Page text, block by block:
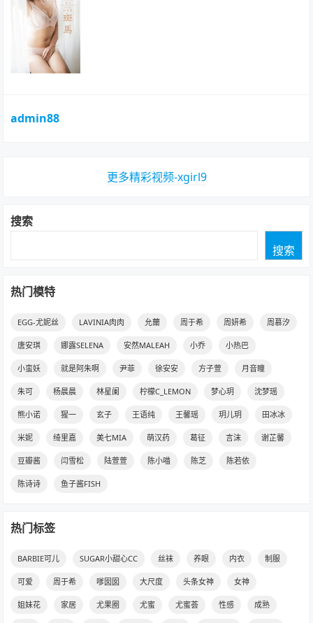
admin88
更多精彩视频-xgirl9
搜索
搜索
热门模特
EGG-尤妮丝 LAVINIA肉肉 允薾 周于希 周妍希 周慕汐
唐安琪 娜露SELENA 安然MALEAH 小乔 小热巴
小蛮妖 就是阿朱啊 尹菲 徐安安 方子萱 月音瞳
朱可 杨晨晨 林星阑 柠檬C_LEMON 梦心玥 沈梦瑶
熊小诺 猩一 玄子 王语纯 王馨瑶 玥儿玥 田冰冰
米妮 绮里嘉 美七MIA 萌汉药 葛征 言沫 谢芷馨
豆瓣酱 闫雪松 陆萱萱 陈小喵 陈芝 陈若依
陈诗诗 鱼子酱FISH
热门标签
BARBIE可儿 SUGAR小甜心CC 丝袜 养眼 内衣 制服
可爱 周于希 嗲囡囡 大尺度 头条女神 女神
姐妹花 家居 尤果圈 尤蜜 尤蜜荟 性感 成熟